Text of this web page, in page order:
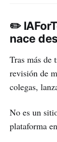
✏️
nace
Tras más de
revisión de
colegas,
No es un
plataforma